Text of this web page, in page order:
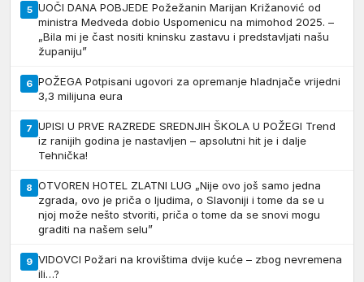
5 UOČI DANA POBJEDE Požežanin Marijan Križanović od
ministra Medveda dobio Uspomenicu na mimohod 2025. –
„Bila mi je čast nositi kninsku zastavu i predstavljati našu
županiju”
6 POŽEGA Potpisani ugovori za opremanje hladnjače vrijedni
3,3 milijuna eura
7 UPISI U PRVE RAZREDE SREDNJIH ŠKOLA U POŽEGI Trend
iz ranijih godina je nastavljen – apsolutni hit je i dalje
Tehnička!
8 OTVOREN HOTEL ZLATNI LUG „Nije ovo još samo jedna
zgrada, ovo je priča o ljudima, o Slavoniji i tome da se u
njoj može nešto stvoriti, priča o tome da se snovi mogu
graditi na našem selu”
9 VIDOVCI Požari na krovištima dvije kuće – zbog nevremena
ili…?